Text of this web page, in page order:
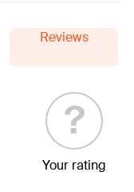
Reviews
?
Your rating